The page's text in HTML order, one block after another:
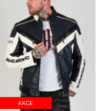
AKCE